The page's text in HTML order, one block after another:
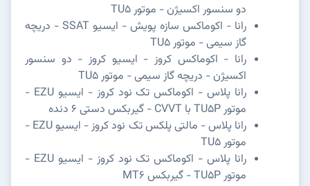
دو سنسور اکسیژن - موتور TU5
رانا - اکوماکس سازه پویش - ایسیو SSAT - دریچه
گاز سیمی - موتور TU5
رانا - اکوماکس کروز - ایسیو کروز - دو سنسور
اکسیژن - دریچه گاز سیمی - موتور TU5
رانا پلاس - اکوماکس تک نود کروز - ایسیو EZU -
موتور TU5P با CVVT - گیربکس دستی 6 دنده
رانا پلاس - مالتی پلکس تک نود کروز - ایسیو EZU -
موتور TU5
رانا پلاس - اکوماکس تک نود کروز - ایسیو EZU -
موتور TU5P - گیربکس MT6